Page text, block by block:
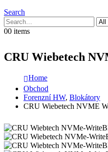
Search
00 items
CRU Wiebetech
Home
Obchod
Forenzní HW, Blokátory
CRU Wiebetech NVME